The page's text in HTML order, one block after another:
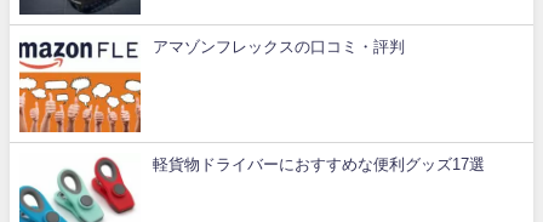
アマゾンフレックスの口コミ・評判
軽貨物ドライバーにおすすめな便利グッズ17選